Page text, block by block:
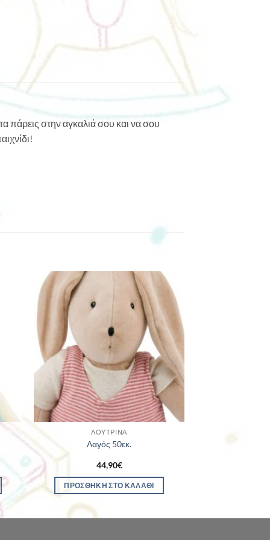
πάρεις στην αγκαλιά σου και να σου
ΛΟΎΤΡΙΝΑ
Λαγός 50εκ.
44,90€
ΠΡΟΣΘΉΚΗ ΣΤΟ ΚΑΛΆΘΙ